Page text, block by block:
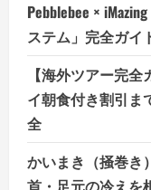
Pebblebee ×
ステム」完全ガイ
【海外ツアー完
イ朝食付き割引ま
全
かいまき（掻巻き